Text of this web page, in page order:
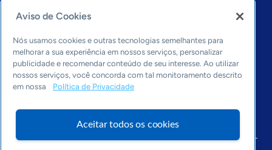
Últimas notícias
Entre em contato
Editorias
Economia & Política
Inovação & Tecnologia
Dados
Aviso de Cookies
Nós usamos cookies e outras tecnologias semelhantes para
melhorar a sua experiência em nossos serviços, personalizar
publicidade e recomendar conteúdo de seu interesse. Ao utilizar
nossos serviços, você concorda com tal monitoramento descrito
em nossa
Política de Privacidade
Aceitar todos os cookies